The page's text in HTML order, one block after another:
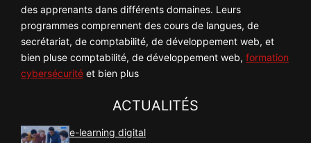
des apprenants dans différents domaines. Leurs
programmes comprennent des cours de langues, de
secrétariat, de comptabilité, de développement web, et
bien pluse comptabilité, de développement web, formation
cybersécurité et bien plus
ACTUALITÉS
e-learning digital